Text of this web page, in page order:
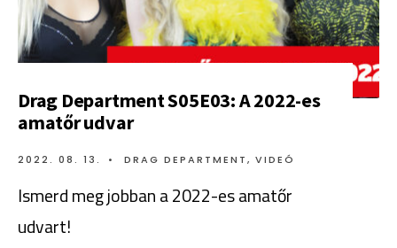
Drag Department S05E03: A 2022-es
amatőr udvar
2022. 08. 13. • DRAG DEPARTMENT, VIDEÓ
Ismerd meg jobban a 2022-es amatőr
udvart!